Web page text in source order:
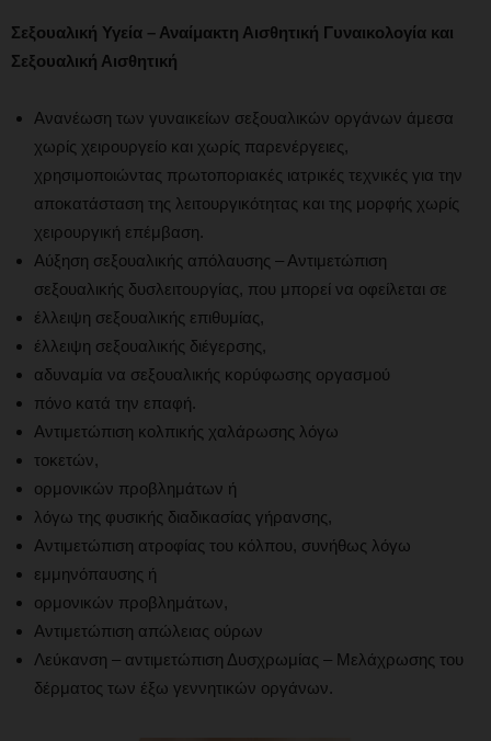
Σεξουαλική Υγεία – Αναίμακτη Αισθητική Γυναικολογία και
Σεξουαλική Αισθητική
Ανανέωση των γυναικείων σεξουαλικών οργάνων άμεσα
χωρίς χειρουργείο και χωρίς παρενέργειες,
χρησιμοποιώντας πρωτοποριακές ιατρικές τεχνικές για την
αποκατάσταση της λειτουργικότητας και της μορφής χωρίς
χειρουργική επέμβαση.
Αύξηση σεξουαλικής απόλαυσης – Αντιμετώπιση
σεξουαλικής δυσλειτουργίας, που μπορεί να οφείλεται σε
έλλειψη σεξουαλικής επιθυμίας,
έλλειψη σεξουαλικής διέγερσης,
αδυναμία να σεξουαλικής κορύφωσης οργασμού
πόνο κατά την επαφή.
Αντιμετώπιση κολπικής χαλάρωσης λόγω
τοκετών,
ορμονικών προβλημάτων ή
λόγω της φυσικής διαδικασίας γήρανσης,
Αντιμετώπιση ατροφίας του κόλπου, συνήθως λόγω
εμμηνόπαυσης ή
ορμονικών προβλημάτων,
Αντιμετώπιση απώλειας ούρων
Λεύκανση – αντιμετώπιση Δυσχρωμίας – Μελάχρωσης του
δέρματος των έξω γεννητικών οργάνων.